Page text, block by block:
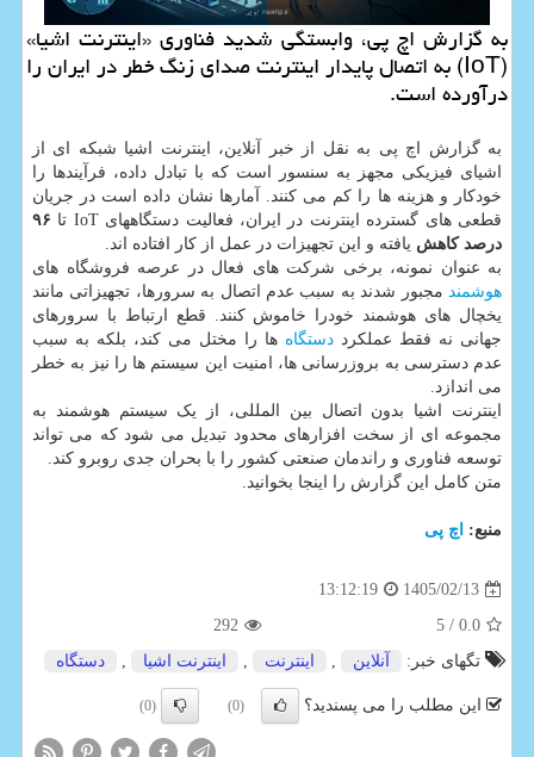
به گزارش اچ پی، وابستگی شدید فناوری «اینترنت اشیا»
(IoT) به اتصال پایدار اینترنت صدای زنگ خطر در ایران را
درآورده است.
به گزارش اچ پی به نقل از خبر آنلاین، اینترنت اشیا شبکه ای از
اشیای فیزیکی مجهز به سنسور است که با تبادل داده، فرآیندها را
خودکار و هزینه ها را کم می کنند. آمارها نشان داده است در جریان
قطعی های گسترده اینترنت در ایران، فعالیت دستگاههای IoT تا
۹۶
درصد کاهش یافته و این تجهیزات در عمل از کار افتاده اند.
به عنوان نمونه، برخی شرکت های فعال در عرصه فروشگاه های
هوشمند مجبور شدند به سبب عدم اتصال به سرورها، تجهیزاتی مانند
یخچال های هوشمند خودرا خاموش کنند. قطع ارتباط با سرورهای
جهانی نه فقط عملکرد دستگاه ها را مختل می کند، بلکه به سبب
عدم دسترسی به بروزرسانی ها، امنیت این سیستم ها را نیز به خطر
می اندازد.
اینترنت اشیا بدون اتصال بین المللی، از یک سیستم هوشمند به
مجموعه ای از سخت افزارهای محدود تبدیل می شود که می تواند
توسعه فناوری و راندمان صنعتی کشور را با بحران جدی روبرو کند.
متن کامل این گزارش را اینجا بخوانید.
منبع: اچ پی
1405/02/13
13:12:19
0.0
/ 5
292
تگهای خبر:
آنلاین , اینترنت , اینترنت اشیا , دستگاه
این مطلب را می پسندید؟ (0)
(0)